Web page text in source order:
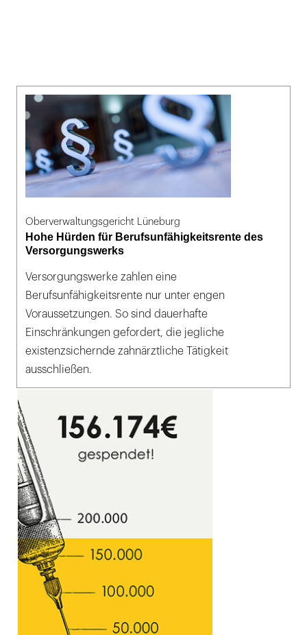
Oberverwaltungsgericht Lüneburg
Hohe Hürden für Berufsunfähigkeitsrente des
Versorgungswerks
Versorgungswerke zahlen eine
Berufsunfähigkeitsrente nur unter engen
Voraussetzungen. So sind dauerhafte
Einschränkungen gefordert, die jegliche
existenzsichernde zahnärztliche Tätigkeit
ausschließen.